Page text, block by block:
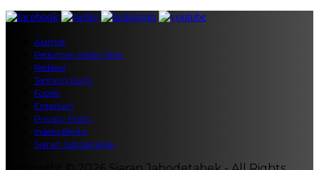
Alamat
Pedoman Media Siber
Redaksi
Tentang Kami
Footer
Entertain
Privacy Policy
Indeks Berita
Siaran Jabodetabek